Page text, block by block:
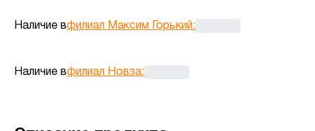
Наличие вфилиал Максим Горький :
Наличие вфилиал Новза: